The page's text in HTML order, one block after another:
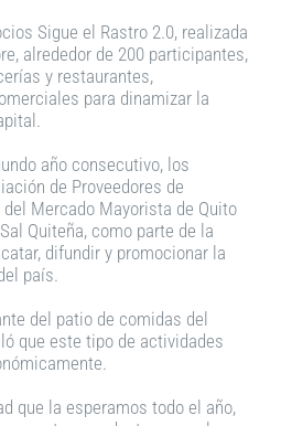
Sigue el Rastro 2.0, realizada
alrededor de 200 participantes,
y restaurantes,
para dinamizar la
año consecutivo, los
de Proveedores de
Mercado Mayorista de Quito
Quiteña, como parte de la
difundir y promocionar la
país.
del patio de comidas del
que este tipo de actividades
que la esperamos todo el año,